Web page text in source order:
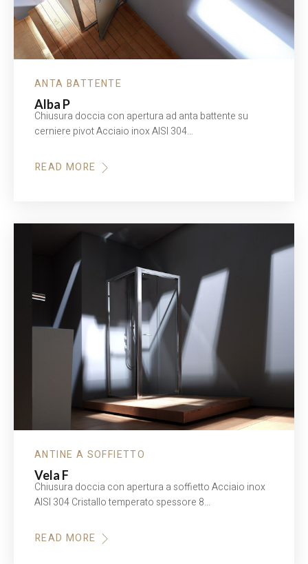
ANTA BATTENTE
Alba P
Chiusura doccia con apertura ad anta battente su
cerniere pivot Acciaio inox AISI 304…
READ MORE
ANTINE A SOFFIETTO
Vela F
Chiusura doccia con apertura a soffietto Acciaio inox
AISI 304 Cristallo temperato spessore 8…
READ MORE